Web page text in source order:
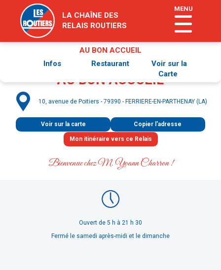
LA CHAÎNE DES
RELAIS ROUTIERS
MENU
AU BON ACCUEIL
Infos
Restaurant
Voir sur la
Carte
AU BON ACCUEIL
10, avenue de Poitiers - 79390 - FERRIERE-EN-PARTHENAY (LA)
Voir sur la carte Copier l'adresse
Bienvenue chez M. Yoann Charron!
Ouvert de 5 h à 21 h 30
Fermé le samedi après-midi et le dimanche